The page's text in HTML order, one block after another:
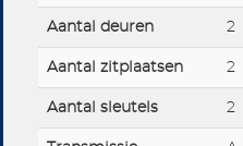
Aantal deuren 2
Aantal zitplaatsen 2
Aantal sleutels 2